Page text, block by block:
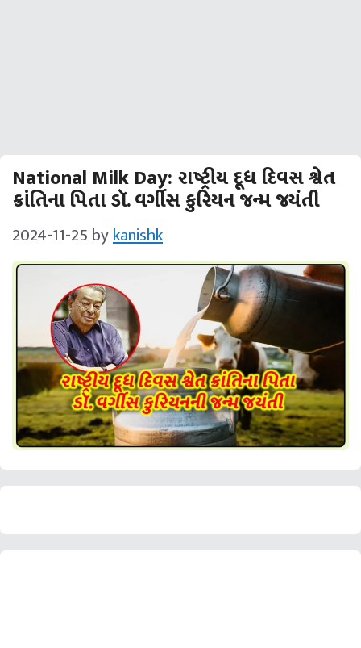
National Milk Day: રાષ્ટ્રીય દૂધ દિવસ શ્વેત
ક્રાંતિના પિતા ડૉ. વર્ગીસ કુરિયન જન્મ જયંતી
2024-11-25 bykanishk